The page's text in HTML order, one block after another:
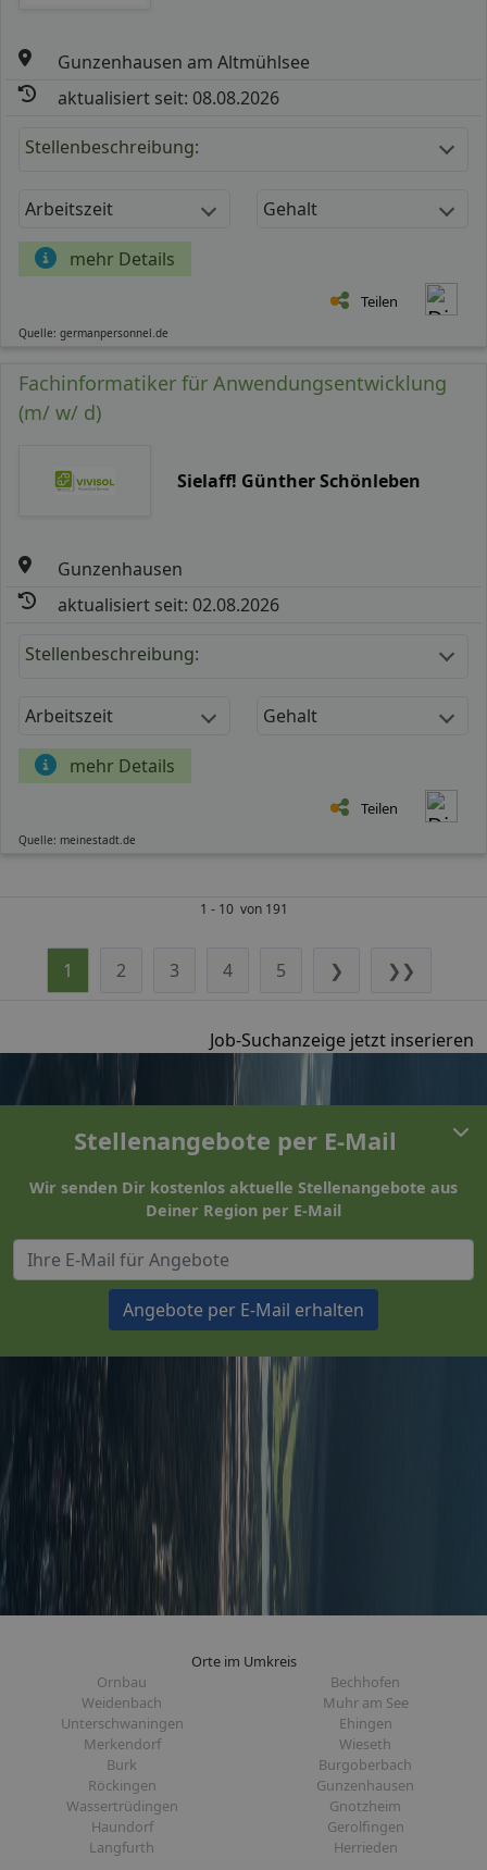
Gunzenhausen am Altmühlsee
aktualisiert seit: 08.08.2026
Stellenbeschreibung:
Arbeitszeit Gehalt
mehr Details
Teilen
Quelle: germanpersonnel.de
Fachinformatiker für Anwendungsentwicklung
(m/ w/ d)
Sielaff! Günther Schönleben
Gunzenhausen
aktualisiert seit: 02.08.2026
Stellenbeschreibung:
Arbeitszeit Gehalt
mehr Details
Teilen
Quelle: meinestadt.de
1 - 10 von 191
1 2 3 4 5 ❯ ❯❯
Job-Suchanzeige jetzt inserieren
Stellenangebote per E-Mail
Wir senden Dir kostenlos aktuelle Stellenangebote aus
Deiner Region per E-Mail
Angebote per E-Mail erhalten
Orte im Umkreis
Ornbau
Bechhofen
Weidenbach
Muhr am See
Unterschwaningen
Ehingen
Merkendorf
Wieseth
Burk
Burgoberbach
Röckingen
Gunzenhausen
Wassertrüdingen
Gnotzheim
Haundorf
Gerolfingen
Langfurth
Herrieden